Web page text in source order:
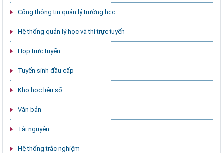
Cổng thông tin quản lý trường học
Hệ thống quản lý học và thi trực tuyến
Họp trực tuyến
Tuyển sinh đầu cấp
Kho học liệu số
Văn bản
Tài nguyên
Hệ thống trắc nghiệm